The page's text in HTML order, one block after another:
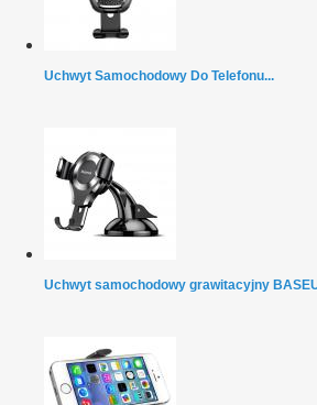
Uchwyt Samochodowy Do Telefonu...
Uchwyt samochodowy grawitacyjny